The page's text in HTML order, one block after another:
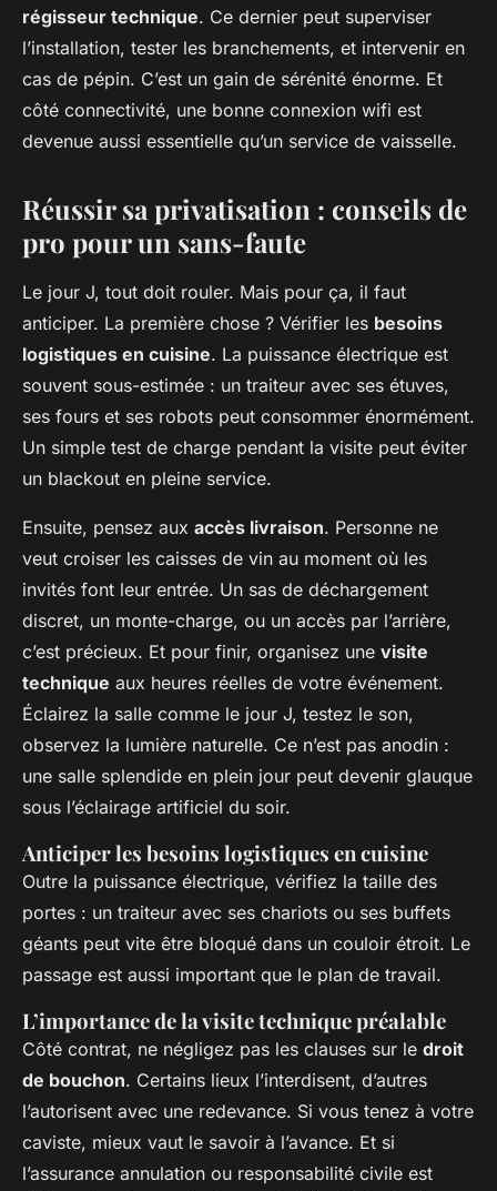
régisseur technique. Ce dernier peut superviser
l’installation, tester les branchements, et intervenir en
cas de pépin. C’est un gain de sérénité énorme. Et
côté connectivité, une bonne connexion wifi est
devenue aussi essentielle qu’un service de vaisselle.
Réussir sa privatisation : conseils de
pro pour un sans-faute
Le jour J, tout doit rouler. Mais pour ça, il faut
anticiper. La première chose ? Vérifier les besoins
logistiques en cuisine. La puissance électrique est
souvent sous-estimée : un traiteur avec ses étuves,
ses fours et ses robots peut consommer énormément.
Un simple test de charge pendant la visite peut éviter
un blackout en pleine service.
Ensuite, pensez aux accès livraison. Personne ne
veut croiser les caisses de vin au moment où les
invités font leur entrée. Un sas de déchargement
discret, un monte-charge, ou un accès par l’arrière,
c’est précieux. Et pour finir, organisez une visite
technique aux heures réelles de votre événement.
Éclairez la salle comme le jour J, testez le son,
observez la lumière naturelle. Ce n’est pas anodin :
une salle splendide en plein jour peut devenir glauque
sous l’éclairage artificiel du soir.
Anticiper les besoins logistiques en cuisine
Outre la puissance électrique, vérifiez la taille des
portes : un traiteur avec ses chariots ou ses buffets
géants peut vite être bloqué dans un couloir étroit. Le
passage est aussi important que le plan de travail.
L’importance de la visite technique préalable
Côté contrat, ne négligez pas les clauses sur le droit
de bouchon. Certains lieux l’interdisent, d’autres
l’autorisent avec une redevance. Si vous tenez à votre
caviste, mieux vaut le savoir à l’avance. Et si
l’assurance annulation ou responsabilité civile est